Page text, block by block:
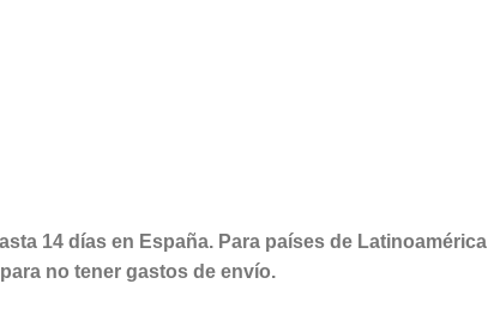
14 días en España. Para países de Latinoamérica
para no tener gastos de envío.